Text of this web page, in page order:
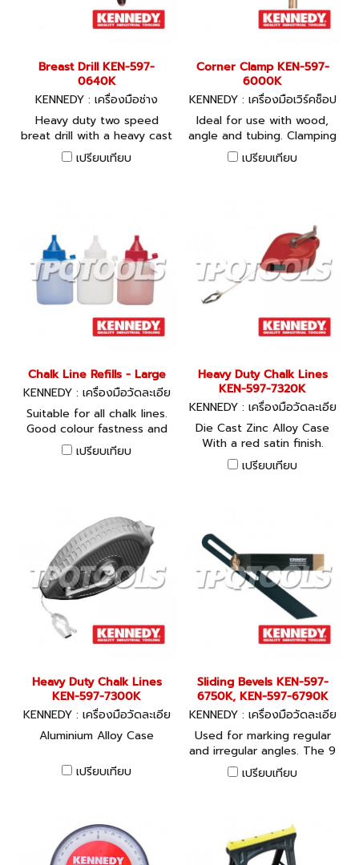
Breast Drill KEN-597-
0640K
KENNEDY : เครื่องมือช่าง
Heavy duty two speed
breat drill with a heavy cast
construction and enlosed
gearing. Fitted with a three
against the chest to force
the drill point into the work.
เปรียบเทียบ
Corner Clamp KEN-597-
6000K
KENNEDY : เครื่องมือเวิร์คช็อป
Ideal for use with wood,
angle and tubing. Clamping
jaws swivel to accept
various widths. Die cast
Jaw depth: 36mm. Slot
width: 10mm.
เปรียบเทียบ
Chalk Line Refills - Large
KENNEDY : เครื่องมือวัดละเอีย
ด
Suitable for all chalk lines.
Good colour fastness and
weather resistance.
Supplied in squeezable
เปรียบเทียบ
Heavy Duty Chalk Lines
KEN-597-7320K
KENNEDY : เครื่องมือวัดละเอีย
Die Cast Zinc Alloy Case
With a red satin finish.
Complete with folding
locking handle. Felt gasket
Universal hook attaches to
any projection or slot.
เปรียบเทียบ
Heavy Duty Chalk Lines
KEN-597-7300K
KENNEDY : เครื่องมือวัดละเอีย
ด
Aluminium Alloy Case
เปรียบเทียบ
Sliding Bevels KEN-597-
6750K, KEN-597-6790K
KENNEDY : เครื่องมือวัดละเอีย
Used for marking regular
and irregular angles. The 9
sliding steel blade can be
locked into any position
stock with brass tips for
greater wear resistance.
เปรียบเทียบ